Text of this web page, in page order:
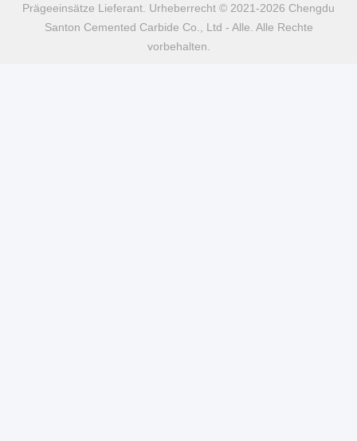
Prägeeinsätze Lieferant. Urheberrecht © 2021-2026 Chengdu
Santon Cemented Carbide Co., Ltd - Alle. Alle Rechte
vorbehalten.